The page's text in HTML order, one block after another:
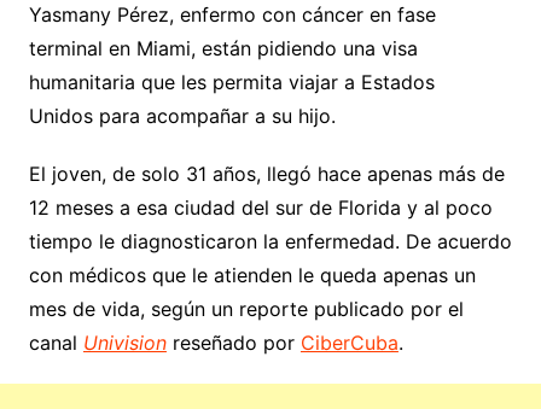
Yasmany Pérez, enfermo con cáncer en fase
terminal en Miami, están pidiendo una visa
humanitaria que les permita viajar a Estados
Unidos para acompañar a su hijo.
El joven, de solo 31 años, llegó hace apenas más de
12 meses a esa ciudad del sur de Florida y al poco
tiempo le diagnosticaron la enfermedad. De acuerdo
con médicos que le atienden le queda apenas un
mes de vida, según un reporte publicado por el
canal Univisionreseñado por CiberCuba.